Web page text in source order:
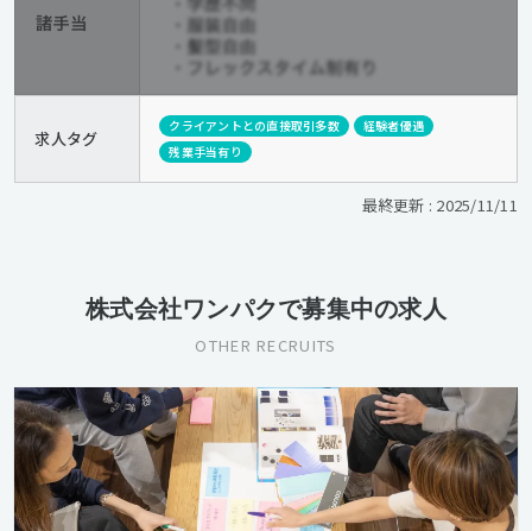
求人タグ
クライアントとの直接取引多数
経験者優遇
残業手当有り
最終更新 : 2025/11/11
株式会社ワンパクで募集中の求人
OTHER RECRUITS